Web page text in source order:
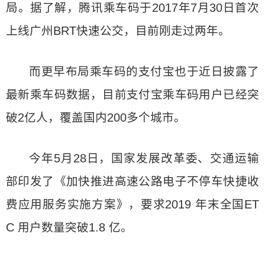
局。据了解，腾讯乘车码于2017年7月30日首次
上线广州BRT快速公交，目前刚走过两年。
而更早布局乘车码的支付宝也于近日披露了
最新乘车码数据，目前支付宝乘车码用户已经突
破2亿人，覆盖国内200多个城市。
今年5月28日，国家发展改革委、交通运输
部印发了《加快推进高速公路电子不停车快捷收
费应用服务实施方案》，要求2019 年末全国ET
C 用户数量突破1.8 亿。